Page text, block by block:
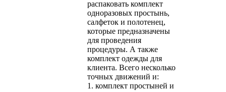
распаковать комплект
одноразовых простынь,
салфеток и полотенец,
которые предназначены
для проведения
процедуры. А также
комплект одежды для
клиента. Всего несколько
точных движений и:
1. комплект простыней и